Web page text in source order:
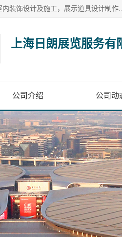
上海日朗展览服务有限公司位于上海市青浦区白鹤镇，营业范围有展览展示会
上海日朗展览服务有
公司介绍 公司动